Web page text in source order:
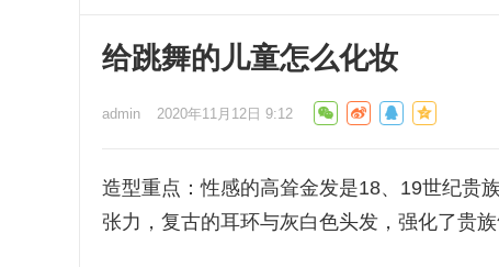
给跳舞的儿童怎么化妆
admin 2020年11月12日 9:12
造型重点：性感的高耸金发是18、19世纪贵
张力，复古的耳环与灰白色头发，强化了贵族